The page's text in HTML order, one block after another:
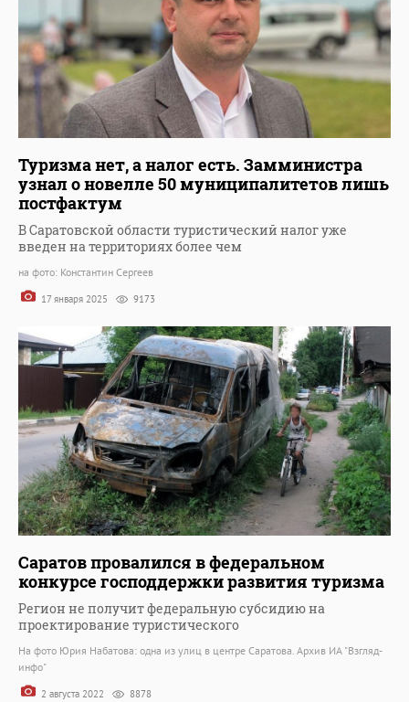
Туризма нет, а налог есть. Замминистра
узнал о новелле 50 муниципалитетов лишь
постфактум
В Саратовской области туристический налог уже
введен на территориях более чем
на фото: Константин Сергеев
17 января 2025 9173
Саратов провалился в федеральном
конкурсе господдержки развития туризма
Регион не получит федеральную субсидию на
проектирование туристического
На фото Юрия Набатова: одна из улиц в центре Саратова. Архив ИА "Взгляд-
инфо"
2 августа 2022 8878